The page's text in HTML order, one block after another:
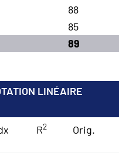
88
85
89
LINÉAIRE
R2 Orig.